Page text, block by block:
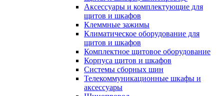
Аксессуары и комплектующие для
щитов и шкафов
Клеммные зажимы
Климатическое оборудование для
щитов и шкафов
Комплектное щитовое оборудование
Корпуса щитов и шкафов
Системы сборных шин
Телекоммуникационные шкафы и
аксессуары